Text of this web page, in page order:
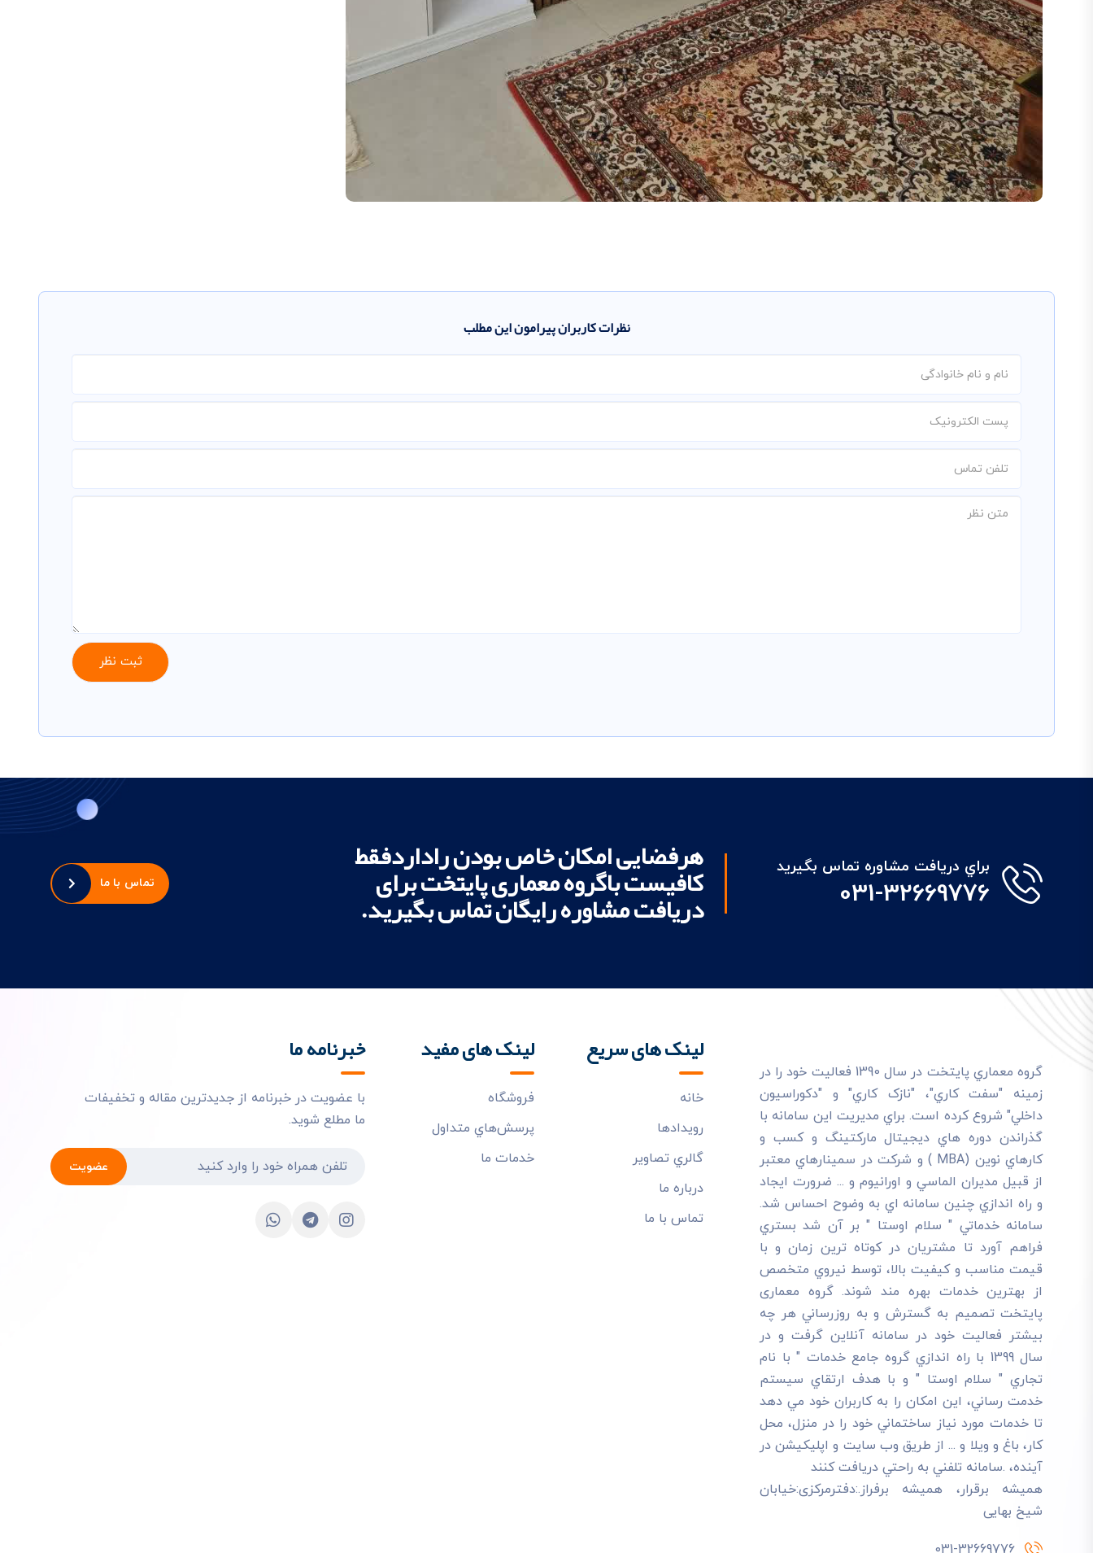
نظرات کاربران پیرامون این مطلب
براي دريافت مشاوره تماس بگيريد
031-32669776
هرفضایی امکان خاص بودن راداردفقط
کافیست باگروه معماری پایتخت برای
دریافت مشاوره رایگان تماس بگیرید.
تماس با ما
گروه معماري پايتخت در سال 1390 فعاليت خود را در
زمينه "سفت کاري"، "نازک کاري" و "دکوراسيون
داخلي" شروع کرده است. براي مديريت اين سامانه با
گذراندن دوره هاي ديجيتال مارکتينگ و کسب و
کارهاي نوين (MBA ) و شرکت در سمينارهاي معتبر
از قبيل مديران الماسي و اورانيوم و ... ضرورت ايجاد
و راه اندازي چنين سامانه اي به وضوح احساس شد.
سامانه خدماتي " سلام اوستا " بر آن شد بستري
فراهم آورد تا مشتريان در کوتاه ترين زمان و با
قيمت مناسب و کيفيت بالا، توسط نيروي متخصص
از بهترين خدمات بهره مند شوند. گروه معماری
پایتخت تصميم به گسترش و به روزرساني هر چه
بيشتر فعاليت خود در سامانه آنلاين گرفت و در
سال 1399 با راه اندازي گروه جامع خدمات " با نام
تجاري " سلام اوستا " و با هدف ارتقاي سيستم
خدمت رساني، اين امکان را به کاربران خود مي دهد
تا خدمات مورد نياز ساختماني خود را در منزل، محل
کار، باغ و ويلا و ... از طريق وب سايت و اپليکيشن در
آينده، .سامانه تلفني به راحتي دريافت کنند
هميشه برقرار، هميشه برفراز.:دفترمرکزی:خیابان
شیخ بهایی
لینک های سریع
خانه
رويدادها
گالري تصاوير
درباره ما
تماس با ما
لینک های مفید
فروشگاه
پرسش‌هاي متداول
خدمات ما
خبرنامه ما
با عضویت در خبرنامه از جدیدترین مقاله و تخفیفات
ما مطلع شوید.
عضویت